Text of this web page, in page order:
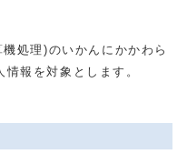
処理)のいかんにかかわら
報を対象とします。